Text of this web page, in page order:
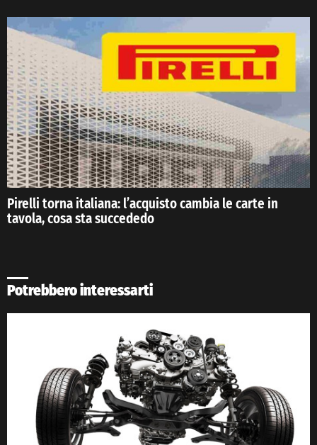
Pirelli torna italiana: l’acquisto cambia le carte in
tavola, cosa sta succededo
Potrebbero interessarti